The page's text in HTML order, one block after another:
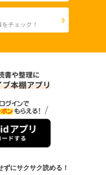
チェック！
ずにサクサク読める！